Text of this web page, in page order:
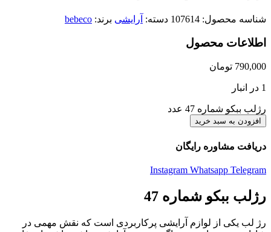
شناسه محصول: 107614 دسته: آرایشی برند: bebeco
اطلاعات محصول
790,000 تومان
1 در انبار
رژلب ببکو شماره 47 عدد
افزودن به سبد خرید
دریافت مشاوره رایگان
Instagram Whatsapp Telegram
رژلب ببکو شماره 47
رژ لب یکی از لوازم آرایشی پرکاربردی است که نقش مهمی در